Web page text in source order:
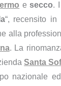
esecco.
“, recensito in
alla
. La
Santa
nazionale